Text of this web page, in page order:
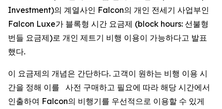
Investment)의 계열사인 Falcon의 개인 전세기 사업부인
Falcon Luxe가 블록형 시간 요금제 (block hours: 선불형
번들 요금제)로 개인 제트기 비행 이용이 가능하다고 발표
했다.
이 요금제의 개념은 간단하다. 고객이 원하는 비행 이용 시
간을 정해 이를 사전 구매하고 필요에 따라 해당 시간에서
인출하여 Falcon의 비행기를 우선적으로 이용할 수 있게